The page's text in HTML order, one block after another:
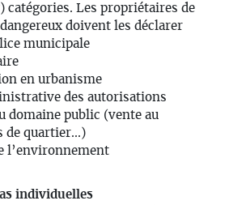
catégories. Les propriétaires de
doivent les déclarer
municipale
en urbanisme
des autorisations
domaine public (vente au
de quartier...)
l’environnement
individuelles